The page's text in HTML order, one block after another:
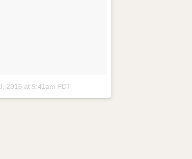
2016 at 9:41am PDT